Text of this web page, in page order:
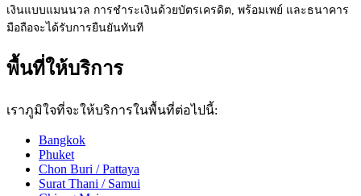
เงินแบบแมนนวล การชำระเงินด้วยบัตรเครดิต, พร้อมเพย์ และธนาคาร
มือถือจะได้รับการยืนยันทันที
พื้นที่ให้บริการ
เราภูมิใจที่จะให้บริการในพื้นที่ต่อไปนี้:
Bangkok
Phuket
Chon Buri / Pattaya
Surat Thani / Samui